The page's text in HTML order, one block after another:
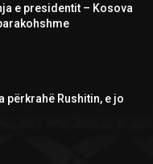
e presidentit – Kosova
përkrahë Rushitin, e jo